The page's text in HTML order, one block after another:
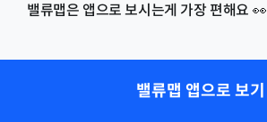
밸류맵은 앱으로 보시는게 가장 편해요 👀
밸류맵 앱으로 보기